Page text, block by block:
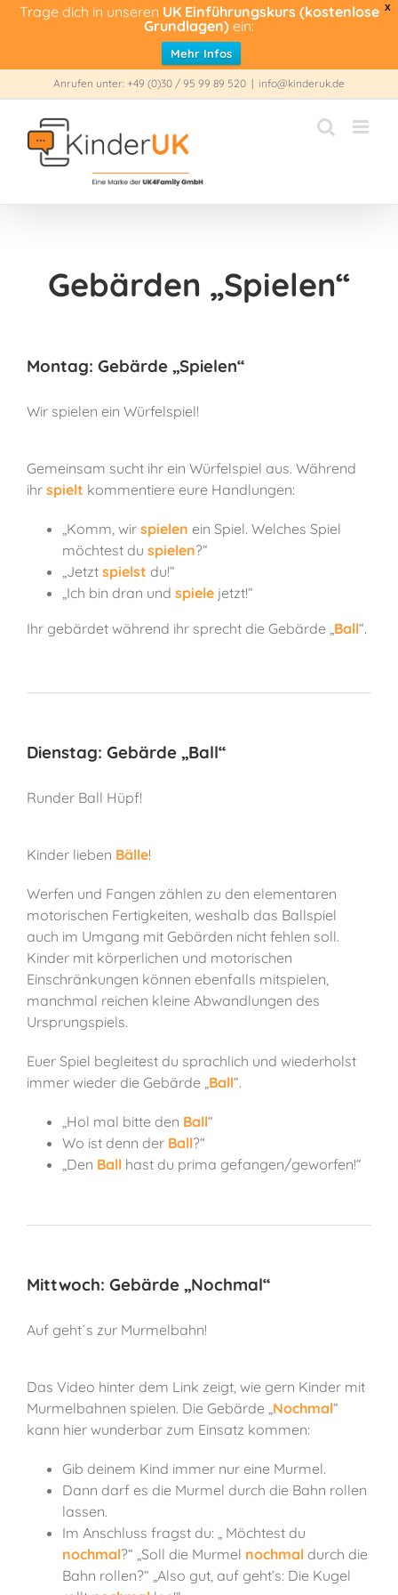
X
Trage dich in unseren UK Einführungskurs (kostenlose
Grundlagen) ein:
Mehr Infos
Inhalt
springen
Anrufen unter: +49 (0)30 / 95 99 89 520 | info@kinderuk.de
Gebärden „Spielen“
Montag: Gebärde „Spielen“
Wir spielen ein Würfelspiel!
Gemeinsam sucht ihr ein Würfelspiel aus. Während
ihr spielt kommentiere eure Handlungen:
„Komm, wir spielen ein Spiel. Welches Spiel
möchtest du spielen?“
„Jetzt spielst du!“
„Ich bin dran und spielejetzt!“
Ihr gebärdet während ihr sprecht die Gebärde „Ball“.
Dienstag: Gebärde „Ball“
Runder Ball Hüpf!
Kinder lieben Bälle!
Werfen und Fangen zählen zu den elementaren
motorischen Fertigkeiten, weshalb das Ballspiel
auch im Umgang mit Gebärden nicht fehlen soll.
Kinder mit körperlichen und motorischen
Einschränkungen können ebenfalls mitspielen,
manchmal reichen kleine Abwandlungen des
Ursprungspiels.
Euer Spiel begleitest du sprachlich und wiederholst
immer wieder die Gebärde „Ball“.
„Hol mal bitte den Ball“
Wo ist denn der Ball?“
„Den Ballhast du prima gefangen/geworfen!“
Mittwoch: Gebärde „Nochmal“
Auf geht´s zur Murmelbahn!
Das Video hinter dem Link zeigt, wie gern Kinder mit
Murmelbahnen spielen. Die Gebärde „Nochmal“
kann hier wunderbar zum Einsatz kommen:
Gib deinem Kind immer nur eine Murmel.
Dann darf es die Murmel durch die Bahn rollen
lassen.
Im Anschluss fragst du: „ Möchtest du
nochmal?“ „Soll die Murmel nochmaldurch die
Bahn rollen?“ „Also gut, auf geht’s: Die Kugel